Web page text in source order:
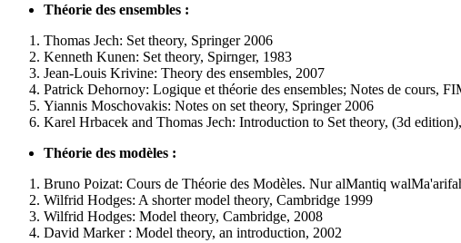
Théorie des ensembles :
Thomas Jech: Set theory, Springer 2006
Kenneth Kunen: Set theory, Spirnger, 1983
Jean-Louis Krivine: Theory des ensembles, 2007
Patrick Dehornoy: Logique et théorie des ensembles; Notes de cours,
Yiannis Moschovakis: Notes on set theory, Springer 2006
Karel Hrbacek and Thomas Jech: Introduction to Set theory, (3d
Théorie des modèles :
Bruno Poizat: Cours de Théorie des Modèles. Nur alMantiq
Wilfrid Hodges: A shorter model theory, Cambridge 1999
Wilfrid Hodges: Model theory, Cambridge, 2008
David Marker : Model theory, an introduction, 2002